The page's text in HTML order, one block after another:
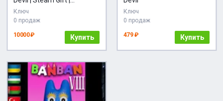
Автодоставка
Ключ
0 продаж
10000 ₽ Купить
Ключ
0 продаж
479 ₽ Купить